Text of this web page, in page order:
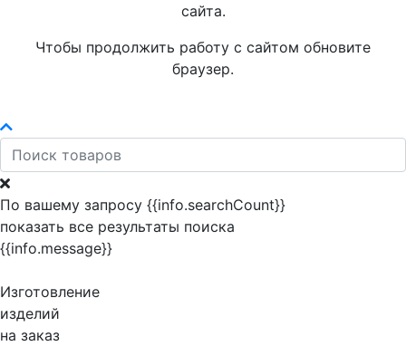
сайта.
Чтобы продолжить работу с сайтом обновите
браузер.
По вашему запросу {{info.searchCount}}
показать все результаты поиска
{{info.message}}
Изготовление
изделий
на заказ